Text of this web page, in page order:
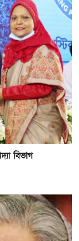
বিভাগ